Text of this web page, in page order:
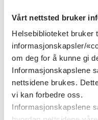
Vårt nettsted bruker
Helsebiblioteket bruker
informasjonskapsler/
om deg for å kunne gi
Informasjonskapslene
nettsidene brukes.
vi kan forbedre oss.
Informasjonskapslene
Detaljer
alvorlig